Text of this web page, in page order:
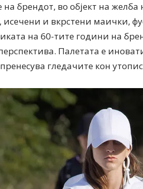
брендот, во објект на желба
исечени и вкрстени маички,
на 60-тите години на
Палетата е
гледачите кон
Модни цитати